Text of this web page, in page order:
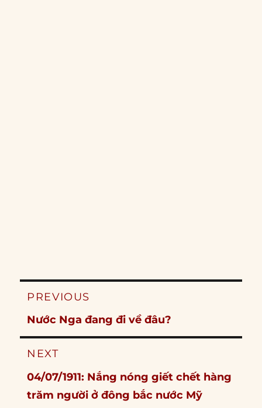
Post
PREVIOUS
Previous
post:
Nước Nga đang đi về đâu?
NEXT
Next
post:
04/07/1911: Nắng nóng giết chết hàng
trăm người ở đông bắc nước Mỹ